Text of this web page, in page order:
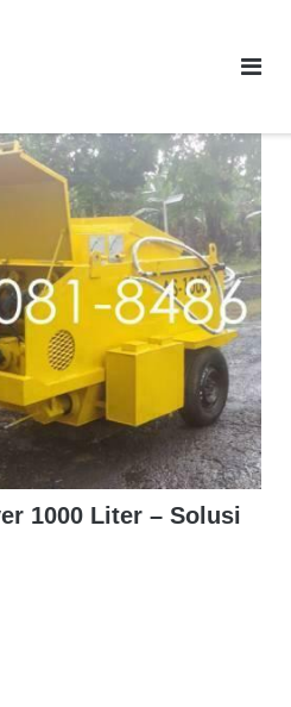
1000 Liter – Solusi